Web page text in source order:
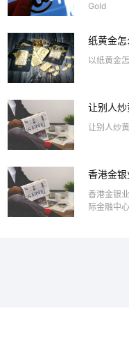
Gold
纸黄金
以纸黄金
让别人
让别人炒
香港金
香港金银
际金融中